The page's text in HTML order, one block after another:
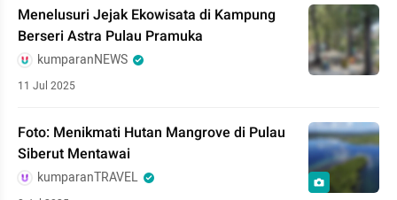
Menelusuri Jejak Ekowisata di Kampung
Berseri Astra Pulau Pramuka
kumparanNEWS
11 Jul 2025
Foto: Menikmati Hutan Mangrove di Pulau
Siberut Mentawai
kumparanTRAVEL